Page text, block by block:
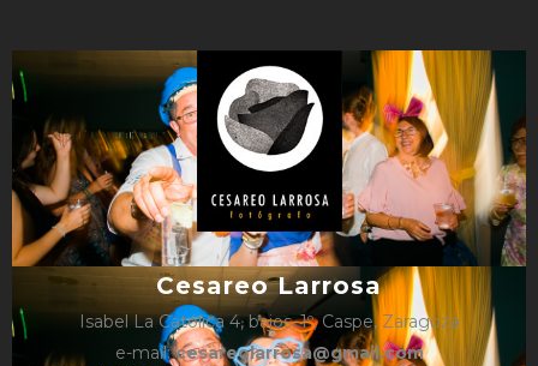
Cesareo Larrosa
Isabel La Católica 4, bajos, 1º, Caspe, Zaragoza
e-mail:cesareolarrosa@gmail.com